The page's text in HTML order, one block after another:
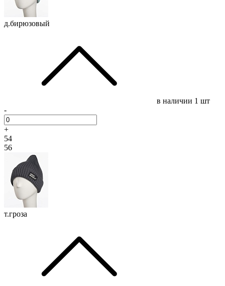
д.бирюзовый
в наличии 1 шт
-
+
54
56
т.гроза